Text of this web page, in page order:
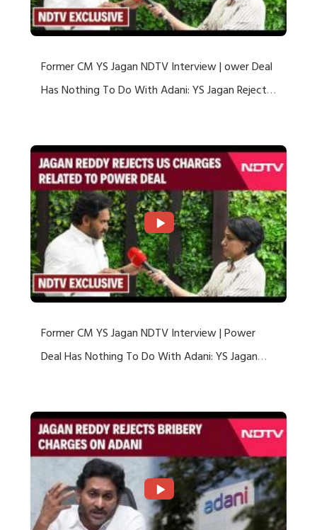
Former CM YS Jagan NDTV Interview | ower Deal
Has Nothing To Do With Adani: YS Jagan Rejects
Former CM YS Jagan NDTV Interview | Power
Deal Has Nothing To Do With Adani: YS Jagan